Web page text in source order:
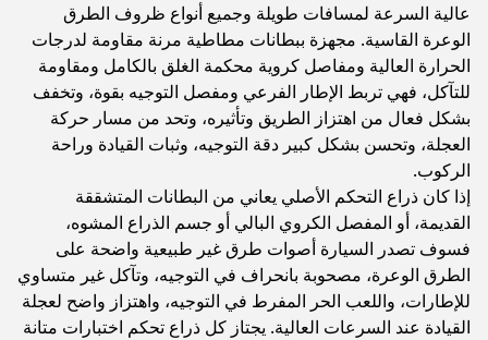
عالية السرعة لمسافات طويلة وجميع أنواع ظروف الطرق
الوعرة القاسية. مجهزة ببطانات مطاطية مرنة مقاومة لدرجات
الحرارة العالية ومفاصل كروية محكمة الغلق بالكامل ومقاومة
للتآكل، فهي تربط الإطار الفرعي ومفصل التوجيه بقوة، وتخفف
بشكل فعال من اهتزاز الطريق وتأثيره، وتحد من مسار حركة
العجلة، وتحسن بشكل كبير دقة التوجيه، وثبات القيادة وراحة
الركوب.
إذا كان ذراع التحكم الأصلي يعاني من البطانات المتشققة
القديمة، أو المفصل الكروي البالي أو جسم الذراع المشوه،
فسوف تصدر السيارة أصوات طرق غير طبيعية واضحة على
الطرق الوعرة، مصحوبة بانحراف في التوجيه، وتآكل غير متساوي
للإطارات، واللعب الحر المفرط في التوجيه، واهتزاز واضح لعجلة
القيادة عند السرعات العالية. يجتاز كل ذراع تحكم اختبارات متانة